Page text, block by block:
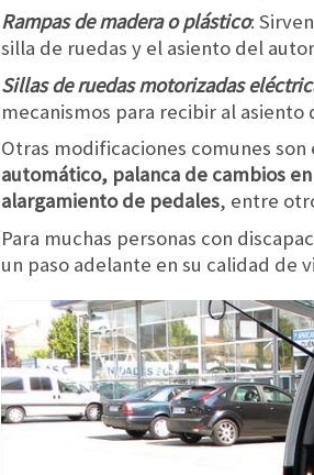
Rampas de madera o plástico:
silla de ruedas y el asiento del
Sillas de ruedas motorizadas
mecanismos para recibir al
Otras modificaciones comunes
automático, palanca de cambios
alargamiento de pedales, entre
Para muchas personas con
un paso adelante en su calidad de